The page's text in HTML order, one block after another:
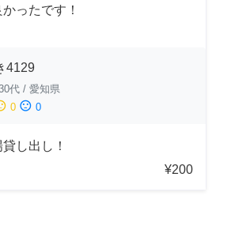
ったです！
4129
代 / 愛知県
0 sentiment_dissatisfied 0
し出し！
¥200